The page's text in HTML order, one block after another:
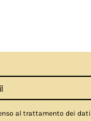
al trattamento dei dati